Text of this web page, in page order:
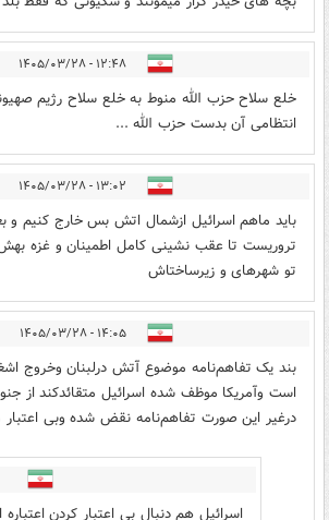
۱۲:۴۸ - ۱۴۰۵/۰۳/۲۸
خلع سلاح حزب الله منوط به خلع سلاح رژیم
انتظامی آن بدست حزب الله ...
۱۳:۰۲ - ۱۴۰۵/۰۳/۲۸
باید ماهم اسرائیل ازشمال اتش بس خارج کنیم و
تروریست تا عقب نشینی کامل اطمینان و غزه
تو شهرهای و زیرساختاش
۱۴:۰۵ - ۱۴۰۵/۰۳/۲۸
بند یک تفاهم‌نامه موضوع آتش درلبنان وخروج
است وآمریکا موظف شده اسرائیل متقائدکند از
درغیر این صورت تفاهم‌نامه نقض شده‌ وبی
اسرائیل هم دنبال بی اعتبار کردن اعتباره